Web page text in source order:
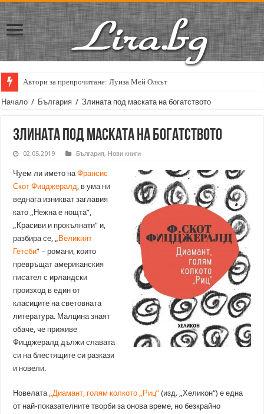
Автори за препрочитане: Луиза Мей Олкът
Начало / България / Злината под маската на богатството
Злината под маската на богатството
02.05.2019 България, Нови книги
Чуем ли името наФрансис
Скот Фицджералд, в ума ни
веднага изникват заглавия
като „Нежна е нощта”,
„Красиви и прокълнати” и,
разбира се, „ Великият
Гетсби” – романи, които
превръщат американския
писател с ирландски
произход в един от
класиците на световната
литература. Малцина знаят
обаче, че приживе
Фицджералд дължи славата
си на блестящите си разкази
и новели.
Новелата „Диамант, голям колкото „Риц” (изд. „Хеликон“) е една
от най-показателните творби за онова време, но безкрайно